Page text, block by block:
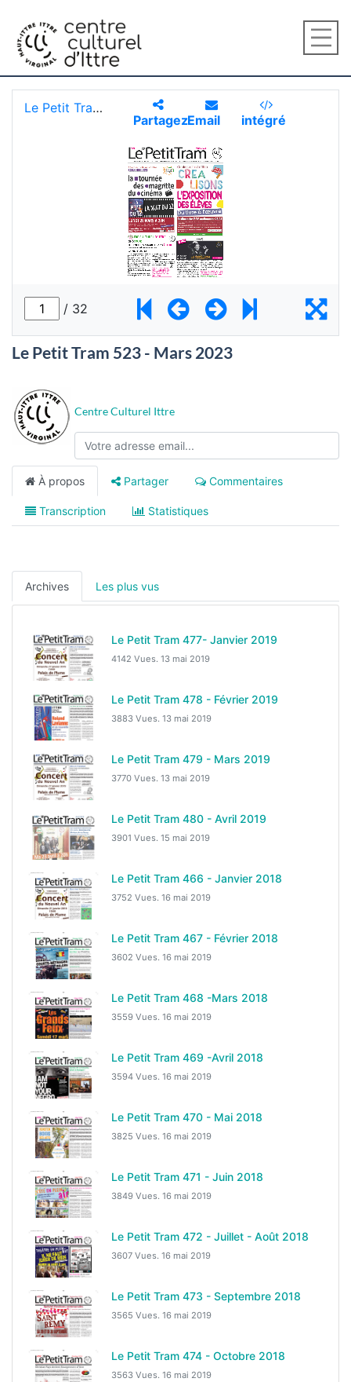
Le Petit Tram 523 - Mars 2023
Centre Culturel Ittre
À propos Partager Commentaires
Transcription Statistiques
Archives Les plus vus
Le Petit Tram 477- Janvier 2019
4142 Vues. 13 mai 2019
Le Petit Tram 478 - Février 2019
3883 Vues. 13 mai 2019
Le Petit Tram 479 - Mars 2019
3770 Vues. 13 mai 2019
Le Petit Tram 480 - Avril 2019
3901 Vues. 15 mai 2019
Le Petit Tram 466 - Janvier 2018
3752 Vues. 16 mai 2019
Le Petit Tram 467 - Février 2018
3602 Vues. 16 mai 2019
Le Petit Tram 468 -Mars 2018
3559 Vues. 16 mai 2019
Le Petit Tram 469 -Avril 2018
3594 Vues. 16 mai 2019
Le Petit Tram 470 - Mai 2018
3825 Vues. 16 mai 2019
Le Petit Tram 471 - Juin 2018
3849 Vues. 16 mai 2019
Le Petit Tram 472 - Juillet - Août 2018
3607 Vues. 16 mai 2019
Le Petit Tram 473 - Septembre 2018
3565 Vues. 16 mai 2019
Le Petit Tram 474 - Octobre 2018
3563 Vues. 16 mai 2019